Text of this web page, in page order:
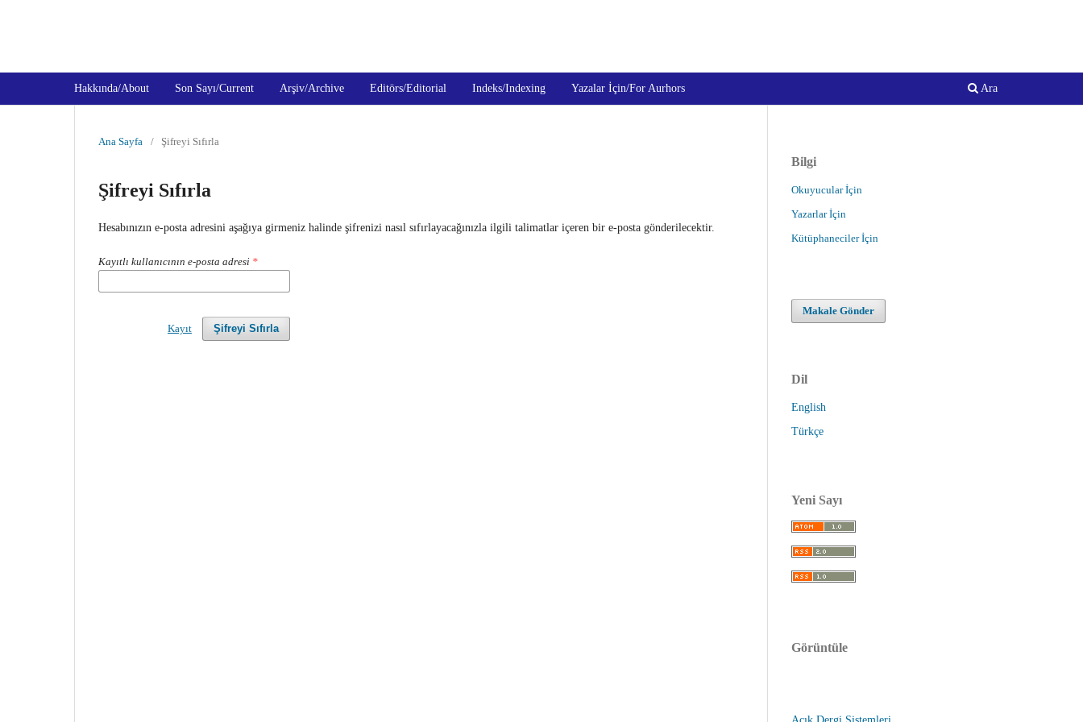
Hakkında/About Son Sayı/Current Arşiv/Archive Editörs/Editorial Indeks/Indexing Yazalar İçin/For Aurhors Ara
Ana Sayfa / Şifreyi Sıfırla
Şifreyi Sıfırla
Hesabınızın e-posta adresini aşağıya girmeniz halinde şifrenizi nasıl sıfırlayacağınızla ilgili talimatlar içeren bir e-posta gönderilecektir.
Kayıtlı kullanıcının e-posta adresi *
Şifreyi Sıfırla
Kayıt
Bilgi
Okuyucular İçin
Yazarlar İçin
Kütüphaneciler İçin
Makale Gönder
Dil
English
Türkçe
Yeni Sayı
Görüntüle